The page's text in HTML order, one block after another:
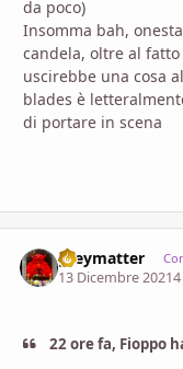
da poco)
Insomma bah,
candela, oltre al
uscirebbe una cosa
blades è
di portare in scena
greymatter
13 Dicembre 2021
22 ore fa, Fioppo